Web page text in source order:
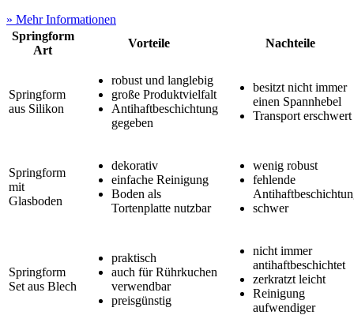
» Mehr Informationen
Springform
Art
Vorteile Nachteile
Springform
aus Silikon
robust und langlebig
große Produktvielfalt
Antihaftbeschichtung
gegeben
besitzt nicht immer
einen Spannhebel
Transport erschwert
Springform
mit
Glasboden
dekorativ
einfache Reinigung
Boden als
Tortenplatte nutzbar
wenig robust
fehlende
schwer
Springform
Set aus Blech
praktisch
auch für Rührkuchen
verwendbar
preisgünstig
nicht immer
antihaftbeschichtet
zerkratzt leicht
Reinigung
aufwendiger